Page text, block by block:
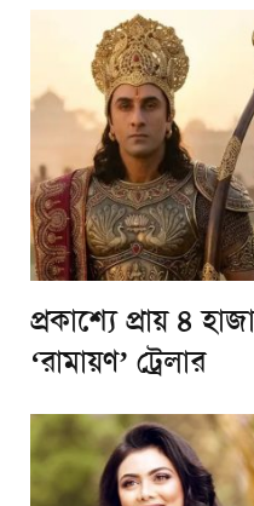
প্রকাশ্যে প্রায় ৪
‘রামায়ণ’ ট্রেলার